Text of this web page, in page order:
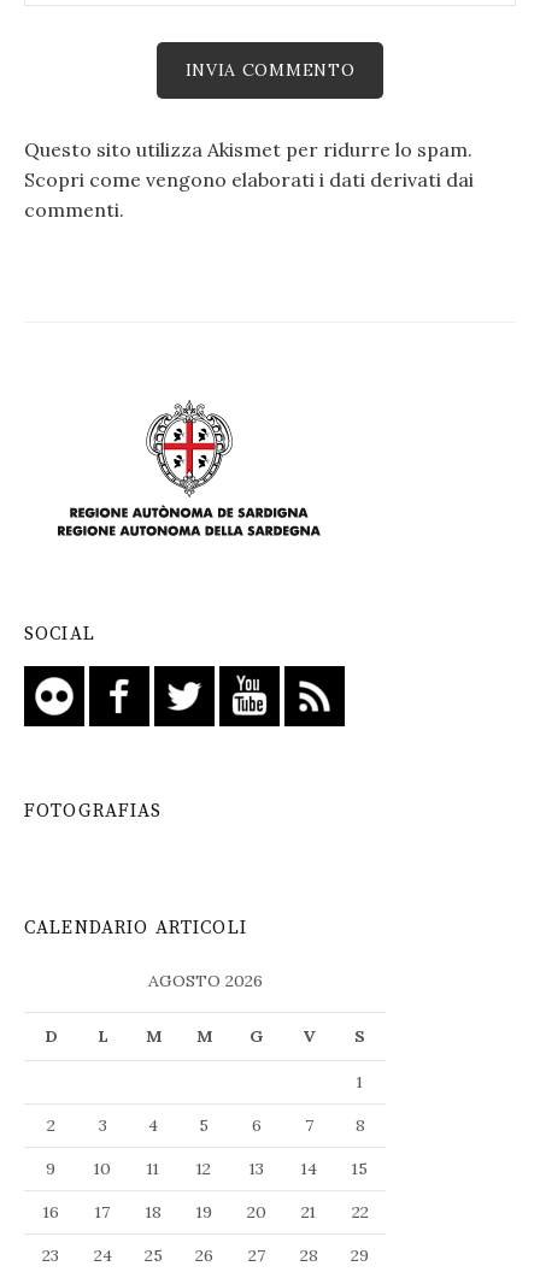
Questo sito utilizza Akismet per ridurre lo spam.
Scopri come vengono elaborati i dati derivati dai
commenti.
SOCIAL
FOTOGRAFIAS
CALENDARIO ARTICOLI
AGOSTO 2026
D L M M G V S
1
2
3 4 5 6 7
8
9
10 11 12 13 14
15
16
17 18 19 20 21
22
23
24 25 26 27 28
29